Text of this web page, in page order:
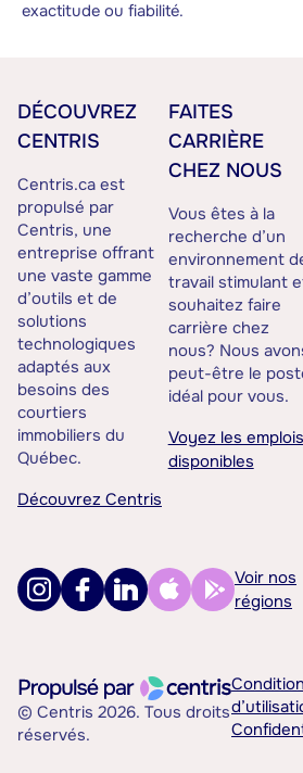
exactitude ou fiabilité.
DÉCOUVREZ
CENTRIS
Centris.ca est
propulsé par
Centris, une
entreprise offrant
une vaste gamme
d’outils et de
solutions
technologiques
adaptés aux
besoins des
courtiers
immobiliers du
Québec.
Découvrez Centris
FAITES
CARRIÈRE
CHEZ NOUS
Vous êtes à la
recherche d’un
environnement
travail stimulant
souhaitez faire
carrière chez
nous? Nous
peut-être le
idéal pour vous.
Voyez les emplois
disponibles
Voir nos
régions
© Centris 2026. Tous droits
réservés.